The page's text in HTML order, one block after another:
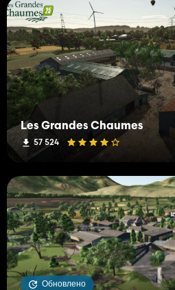
Les Grandes Chaumes
57 524
Обновлено